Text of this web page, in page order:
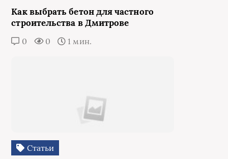
Как выбрать бетон для частного
строительства в Дмитрове
0 0 1 мин.
Статьи